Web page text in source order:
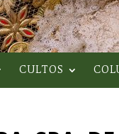
CULTOS